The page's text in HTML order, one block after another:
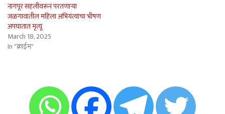
नागपूर सहलीवरून परतणार्‍या
जळगावातील महिला अभियंत्याचा भीषण
अपघातात मृत्यू
March 18, 2025
In "क्राईम"